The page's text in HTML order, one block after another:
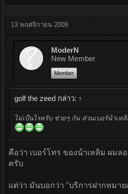
13 พฤศจิกายน 2009
ModerN
New Member
Member
golf the zeed กล่าว: ↑
ไม่เป็นไรครับ ช่วยๆ กัน ส่วนเบอร์น้าเห
คือว่า เบอร์โทร ของน้าเหลิม ผมล
ครับ
แต่ว่า มันบอกว่า "บริการฝากหมาย